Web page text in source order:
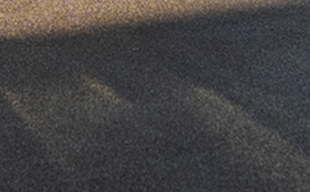
https://www.b-mobility.nl
Pagina niet gevonden